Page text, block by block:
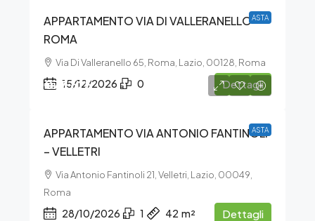
ASTA
APPARTAMENTO VIA DI VALLERANELLO –
ROMA
Via Di Valleranello 65, Roma, Lazio, 00128, Roma
15/12/2026 0 Dettagli
ASTA
€77.625
APPARTAMENTO VIA ANTONIO FANTINOLI
– VELLETRI
Via Antonio Fantinoli 21, Velletri, Lazio, 00049,
Roma
28/10/2026 1 42 m² Dettagli